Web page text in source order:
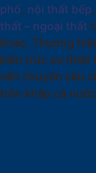
phố, nội thất bếp,
thất – ngoại thất
khác. Thương
kiến trúc sư thiết
vấn chuyên sâu
trên khắp cả